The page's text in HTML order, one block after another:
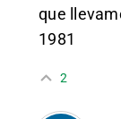
que
1981
2